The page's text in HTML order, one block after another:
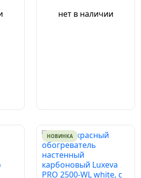
нет в наличии
НОВИНКА